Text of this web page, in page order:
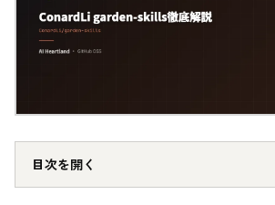
目次を開く